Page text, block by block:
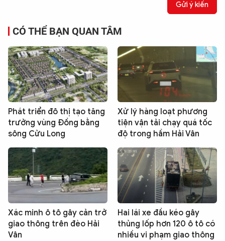
Gửi ý kiến
CÓ THỂ BẠN QUAN TÂM
Phát triển đô thị tạo tăng
trưởng vùng Đồng bằng
sông Cửu Long
Xử lý hàng loạt phương
tiện vận tải chạy quá tốc
độ trong hầm Hải Vân
Xác minh ô tô gây cản trở
giao thông trên đèo Hải
Vân
Hai lái xe đầu kéo gây
thủng lốp hơn 120 ô tô có
nhiều vi phạm giao thông